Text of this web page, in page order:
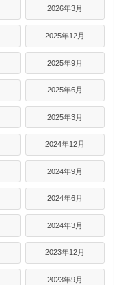
2026年3月
2025年12月
2025年9月
2025年6月
2025年3月
2024年12月
2024年9月
2024年6月
2024年3月
2023年12月
2023年9月